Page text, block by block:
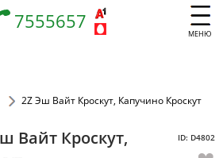
МЕНЮ
7555657
2Z Эш Вайт Кроскут, Капучино Кроскут
Вайт Кроскут,
ID: D4802